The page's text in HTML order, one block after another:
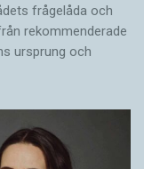
frågelåda och
rekommenderade
ursprung och